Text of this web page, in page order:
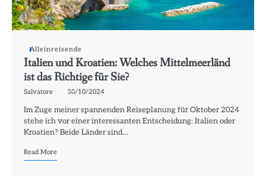
Alleinreisende
Italien und Kroatien: Welches Mittelmeerländ
ist das Richtige für Sie?
Salvatore 30/10/2024
Im Zuge meiner spannenden Reiseplanung für Oktober 2024
stehe ich vor einer interessanten Entscheidung: Italien oder
Kroatien? Beide Länder sind…
Read More